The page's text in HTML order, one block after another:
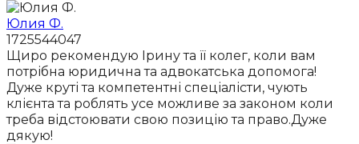
Юлия Ф.
1725544047
Щиро рекомендую Ірину та її колег, коли вам
потрібна юридична та адвокатська допомога!
Дуже круті та компетентні спеціалісти, чують
клієнта та роблять усе можливе за законом коли
треба відстоювати свою позицію та право.Дуже
дякую!